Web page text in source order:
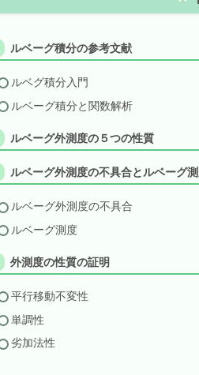
ルベーグ積分の参考文献
ルベグ積分入門
ルベーグ積分と関数解析
ルベーグ外測度の５つの性質
ルベーグ外測度の不具合とルベーグ
ルベーグ外測度の不具合
ルベーグ測度
外測度の性質の証明
平行移動不変性
単調性
劣加法性